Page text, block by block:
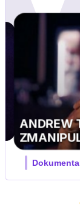
UEFA
V živo na